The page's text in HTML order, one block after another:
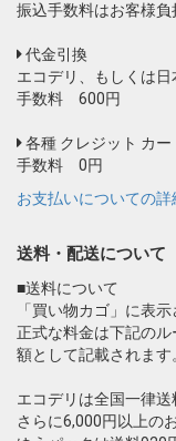
振込手数料はお客様負
代金引換
エコデリ、もしくは日
手数料 600円
各種 クレジット カー
手数料 0円
お支払いについての詳
送料・配送について
■送料について
「買い物カゴ」に表
正式な料金は下記の
額として記載されます
エコデリは全国一律
さらに6,000円以上の